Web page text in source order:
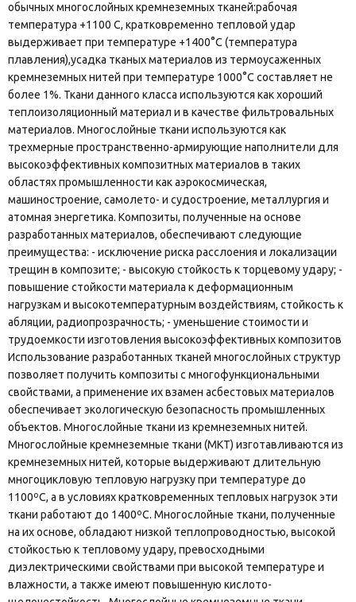
обычных многослойных кремнеземных тканей:рабочая
температура +1100 С, кратковременно тепловой удар
выдерживает при температуре +1400°C (температура
плавления),усадка тканых материалов из термоусаженных
кремнеземных нитей при температуре 1000°C составляет не
более 1%. Ткани данного класса используются как хороший
теплоизоляционный материал и в качестве фильтровальных
материалов. Многослойные ткани используются как
трехмерные пространственно-армирующие наполнители для
высокоэффективных композитных материалов в таких
областях промышленности как аэрокосмическая,
машиностроение, самолето- и судостроение, металлургия и
атомная энергетика. Композиты, полученные на основе
разработанных материалов, обеспечивают следующие
преимущества: - исключение риска расслоения и локализации
трещин в композите; - высокую стойкость к торцевому удару; -
повышение стойкости материала к деформационным
нагрузкам и высокотемпературным воздействиям, стойкость к
абляции, радиопрозрачность; - уменьшение стоимости и
трудоемкости изготовления высокоэффективных композитов
Использование разработанных тканей многослойных структур
позволяет получить композиты с многофункциональными
свойствами, а применение их взамен асбестовых материалов
обеспечивает экологическую безопасность промышленных
объектов. Многослойные ткани из кремнеземных нитей.
Многослойные кремнеземные ткани (МКТ) изготавливаются из
кремнеземных нитей, которые выдерживают длительную
многоцикловую тепловую нагрузку при температуре до
1100ºC, а в условиях кратковременных тепловых нагрузок эти
ткани работают до 1400ºC. Многослойные ткани, полученные
на их основе, обладают низкой теплопроводностью, высокой
стойкостью к тепловому удару, превосходными
диэлектрическими свойствами при высокой температуре и
влажности, а также имеют повышенную кислото-